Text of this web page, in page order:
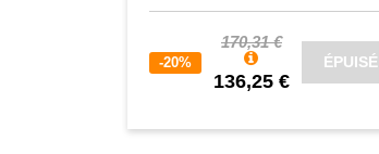
-20%
170,31 €
136,25 €
ÉPUISÉ